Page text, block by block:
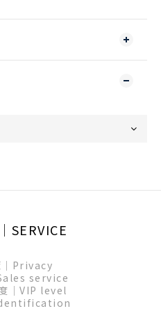
│Privacy
service
│VIP level